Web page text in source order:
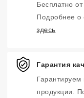
Бесплатно от
Подробнее о
здесь
Гарантия
Гарантируем
продукции.